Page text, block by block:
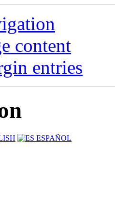
content
entries
ESPAÑOL